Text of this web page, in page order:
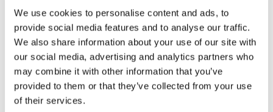
We use cookies to personalise content and ads, to
provide social media features and to analyse our traffic.
We also share information about your use of our site with
our social media, advertising and analytics partners who
may combine it with other information that you’ve
provided to them or that they’ve collected from your use
of their services.